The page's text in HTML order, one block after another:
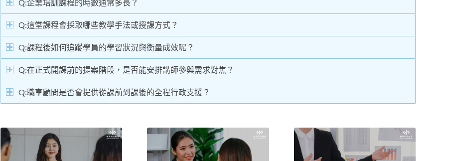
Q:企業培訓課程的時數通常多長？
Q:這堂課程會採取哪些教學手法或授課方式？
Q:課程後如何追蹤學員的學習狀況與衡量成效呢？
Q:在正式開課前的提案階段，是否能安排講師參與需求對焦？
Q:職享顧問是否會提供從課前到課後的全程行政支援？